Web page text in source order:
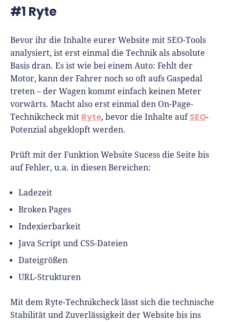
Firmenkonto
Finanzplan Tool
Buchhaltungssoftware
Lohnsoftware
Weitere Tools & Vorlagen
Vergleiche
Finanzierungsangebote
Marke, AGB & Datenschutz
Geschäftskonto eröffnen
Richtig versichern
Steuerberatung
Software
#1 Ryte
Bevor ihr die Inhalte eurer Website mit SEO-Tools
analysiert, ist erst einmal die Technik als absolute
Basis dran. Es ist wie bei einem Auto: Fehlt der
Motor, kann der Fahrer noch so oft aufs Gaspedal
treten – der Wagen kommt einfach keinen Meter
vorwärts. Macht also erst einmal den On-Page-
Technikcheck mit Ryte, bevor die Inhalte auf SEO-
Potenzial abgeklopft werden.
Prüft mit der Funktion Website Sucess die Seite bis
auf Fehler, u.a. in diesen Bereichen:
Ladezeit
Broken Pages
Indexierbarkeit
Java Script und CSS-Dateien
Dateigrößen
URL-Strukturen
Mit dem Ryte-Technikcheck lässt sich die technische
Stabilität und Zuverlässigkeit der Website bis ins